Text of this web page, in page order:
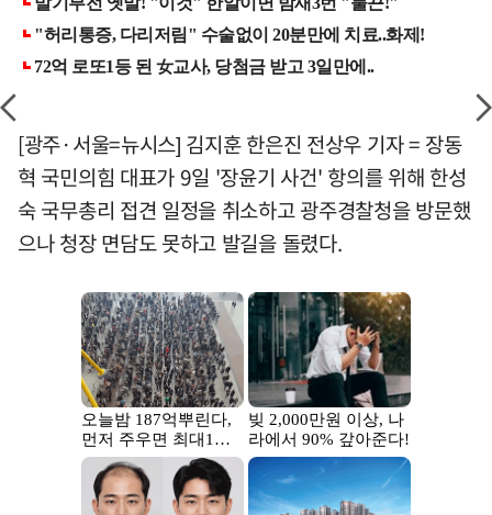
[광주·서울=뉴시스] 김지훈 한은진 전상우 기자 = 장동
혁 국민의힘 대표가 9일 '장윤기 사건' 항의를 위해 한성
숙 국무총리 접견 일정을 취소하고 광주경찰청을 방문했
으나 청장 면담도 못하고 발길을 돌렸다.